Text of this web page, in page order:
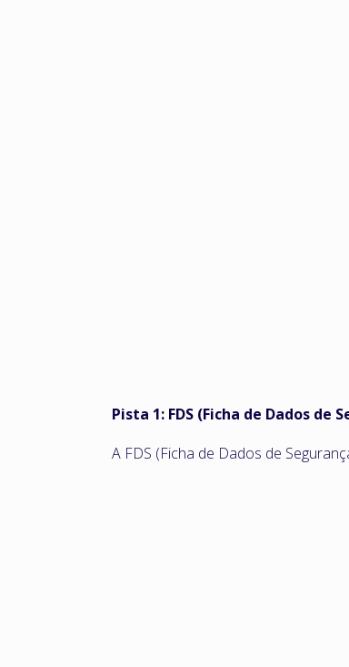
Pista 1: FDS (Ficha de Dados de
A FDS (Ficha de Dados de